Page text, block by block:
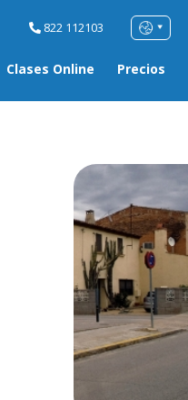
Clases Online Precios
822 112103